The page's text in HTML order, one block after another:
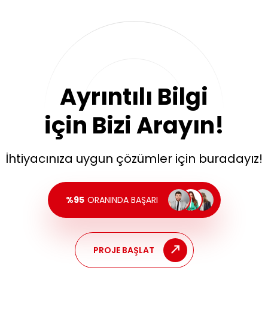
Ayrıntılı Bilgi
için Bizi Arayın!
İhtiyacınıza uygun çözümler için buradayız!
%95 ORANINDA BAŞARI
PROJE BAŞLAT